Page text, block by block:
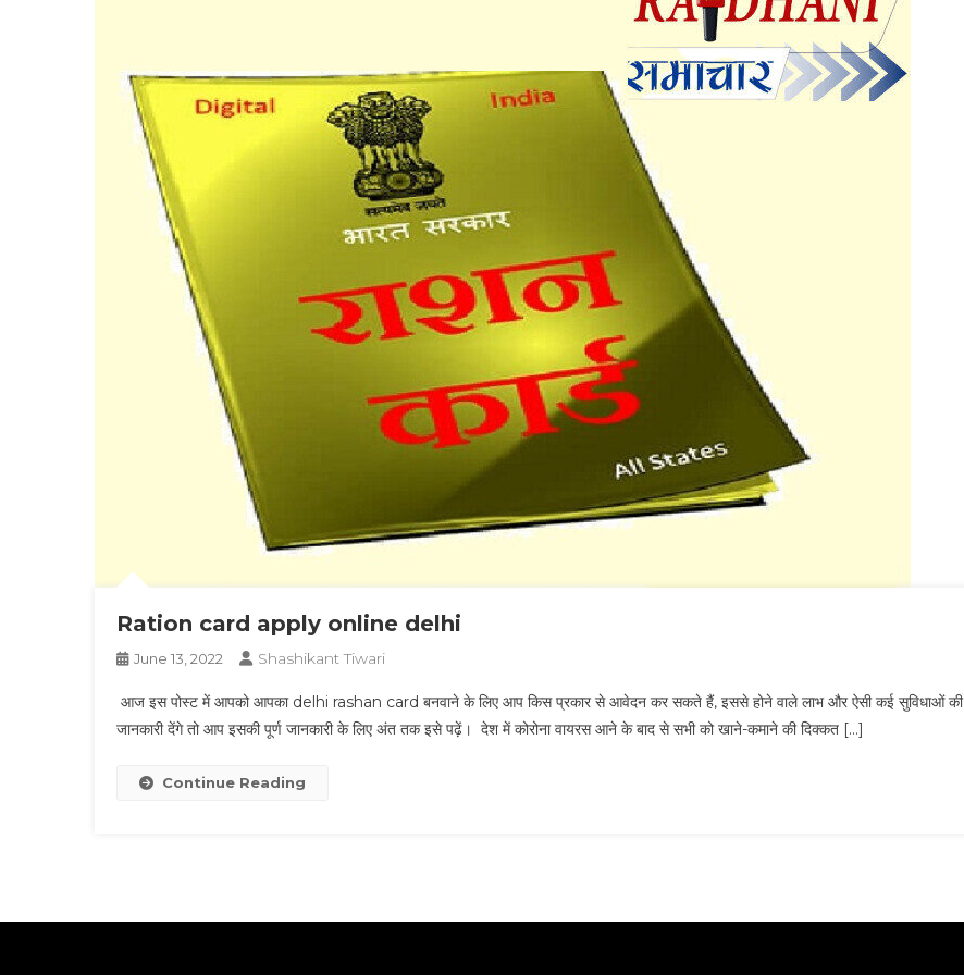
Ration card apply online delhi
June 13, 2022 Shashikant Tiwari
आज इस पोस्ट में आपको आपका delhi rashan card बनवाने के लिए आप किस प्रकार से आवेदन कर सकते हैं, इससे होने वाले लाभ और ऐसी कई सुविधाओं की
जानकारी देंगे तो आप इसकी पूर्ण जानकारी के लिए अंत तक इसे पढ़ें। देश में कोरोना वायरस आने के बाद से सभी को खाने-कमाने की दिक्कत […]
Continue Reading